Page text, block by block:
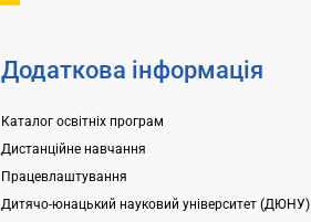
Додаткова інформація
Каталог освітніх програм
Дистанційне навчання
Працевлаштування
Дитячо-юнацький науковий університет (ДЮНУ)